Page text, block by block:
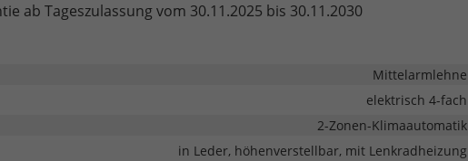
ab Tageszulassung vom 30.11.2025 bis 30.11.2030
Mittelarmlehne
elektrisch 4-fach
2-Zonen-Klimaautomatik
in Leder, höhenverstellbar, mit Lenkradheizung